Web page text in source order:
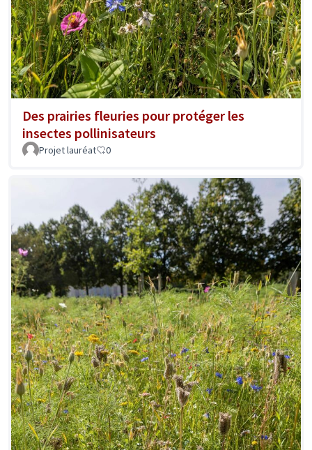
Des prairies fleuries pour protéger les
insectes pollinisateurs
Projet lauréat 0